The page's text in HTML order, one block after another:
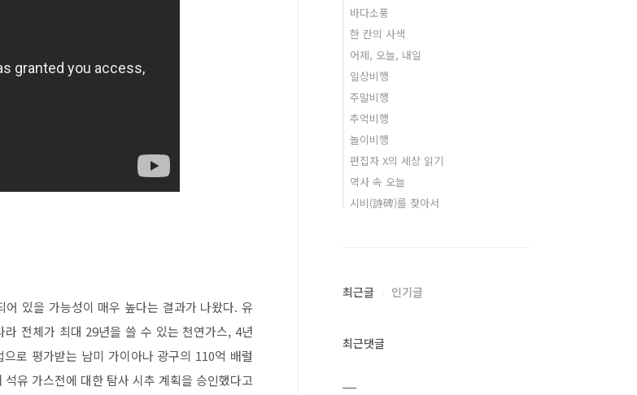
있을 가능성이 매우 높다는 결과가 나왔다. 유
전체가 최대 29년을 쓸 수 있는 천연가스, 4년
로 평가받는 남미 가이아나 광구의 110억 배럴
유 가스전에 대한 탐사 시추 계획을 승인했다고
바다소풍
한 칸의 사색
어제, 오늘, 내일
일상비행
주말비행
추억비행
놀이비행
편집자 X의 세상 읽기
역사 속 오늘
시비(詩碑)를 찾아서
최근글 인기글
최근댓글